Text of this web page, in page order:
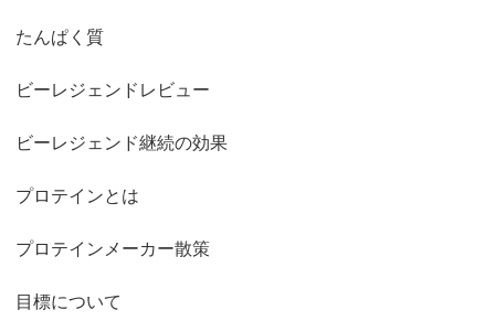
たんぱく質
ビーレジェンドレビュー
ビーレジェンド継続の効果
プロテインとは
プロテインメーカー散策
目標について